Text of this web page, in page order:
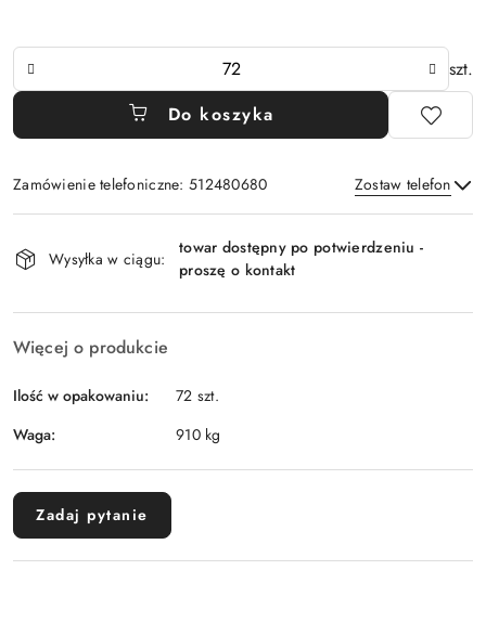
Ilość
szt.
Do koszyka
Zamówienie telefoniczne: 512480680 Zostaw telefon
Wyślij
i
Wysyłka w ciągu:
towar dostępny po potwierdzeniu -
proszę o kontakt
Więcej o produkcie
Ilość w opakowaniu:
72 szt.
Waga:
910 kg
Zadaj pytanie